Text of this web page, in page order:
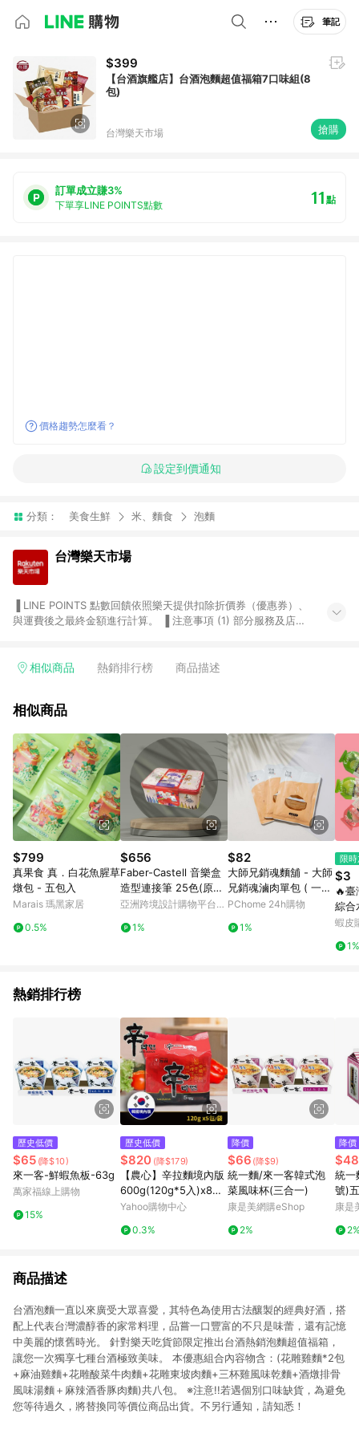
筆記
$399
【台酒旗艦店】台酒泡麵超值福箱7口味組(8
包)
台灣樂天市場 搶購
訂單成立賺3%
下單享LINE POINTS點數 11點
價格趨勢怎麼看？
設定到價通知
分類： 美食生鮮 米、麵食 泡麵
台灣樂天市場
與運費後之最終金額進行計算。 ▐ 注意事項 (1) 部分服務及店家
Smart mobile、神腦生活、JS巨盛、樂天KOBO電子書，請詳閱
台灣樂天市場，並在同一瀏覽器於24小時內結帳，才享有 LINE
市場 45 天內完成訂單出貨及結帳，則不符合贈點資格。 (4) 如
使用APP、或中途瀏覽比價網、回饋網、Google等其他網頁、或
由網頁版(電腦版/手機版網頁)切換為App都將會造成追蹤中斷而
無法進行 LINE POINTS 回饋。 (5) LINE 購物為購物資訊整合性
平台，商品資料更新會有時間差，如顯示之商品規格、顏色、價
位、贈品與台灣樂天市場銷售網頁不符，以銷售網頁標示為準。
(6) 導購訂單已逾 365 天，根據台灣樂天回饋規定，逾期訂單將
不符合回饋資格。 (7) 若上述或其他原因，致使消費者無接收到
點數回饋或點數回饋有爭議，台灣樂天市場保有更改條款與法律
追訴之權利，活動詳情以樂天市場網站公告為準。
相似商品 熱銷排行榜 商品描述
相似商品
$799
真果食 真．白花魚腥草
燉包 - 五包入
Marais 瑪黑家居
0.5%
$656
Faber-Castell 音樂盒
造型連接筆 25色(原廠
正貨)
亞洲跨境設計購物平台
1%
$82
大師兄銷魂麵舖 - 大師
兄銷魂滷肉單包 ( 一包
兩人份)
PChome 24h購物
1%
限
$3
🔥
綜合
草莓
吸凍
蝦皮
1%
熱銷排行榜
歷史低價
$65 (降$10)
來一客-鮮蝦魚板-63g
萬家福線上購物
15%
歷史低價
$820 (降$179)
【農心】辛拉麵境內版
600g(120g*5入)x8袋/
組(即期特惠)
Yahoo購物中心
0.3%
降價
$66 (降$9)
統一麵/來一客韓式泡
菜風味杯(三合一)
康是美網購eShop
2%
降價
統一
號)
12
康是
商品描述
台酒泡麵一直以來廣受大眾喜愛，其特色為使用古法釀製的經典好酒，搭
配上代表台灣濃醇香的家常料理，品嘗一口豐富的不只是味蕾，還有記憶
中美麗的懷舊時光。 針對樂天吃貨節限定推出台酒熱銷泡麵超值福箱，
讓您一次獨享七種台酒極致美味。 本優惠組合內容物含：(花雕雞麵*2包
+麻油雞麵+花雕酸菜牛肉麵+花雕東坡肉麵+三杯雞風味乾麵+酒燉排骨
風味湯麵＋麻辣酒香豚肉麵)共八包。 ※注意!!若遇個別口味缺貨，為避免
您等待過久，將替換同等價位商品出貨。不另行通知，請知悉！